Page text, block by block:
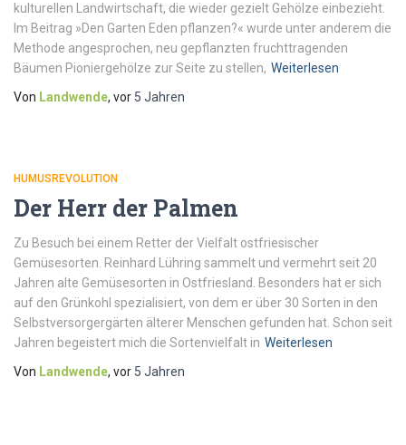
kulturellen Landwirtschaft, die wieder gezielt Gehölze einbezieht.
Im Beitrag »Den Garten Eden pflanzen?« wurde unter anderem die
Methode angesprochen, neu gepflanzten fruchttragenden
Bäumen Pioniergehölze zur Seite zu stellen, Weiterlesen
Von Landwende, vor 5 Jahren
HUMUSREVOLUTION
Der Herr der Palmen
Zu Besuch bei einem Retter der Vielfalt ostfriesischer
Gemüsesorten. Reinhard Lühring sammelt und vermehrt seit 20
Jahren alte Gemüsesorten in Ostfriesland. Besonders hat er sich
auf den Grünkohl spezialisiert, von dem er über 30 Sorten in den
Selbstversorgergärten älterer Menschen gefunden hat. Schon seit
Jahren begeistert mich die Sortenvielfalt in Weiterlesen
Von Landwende, vor 5 Jahren